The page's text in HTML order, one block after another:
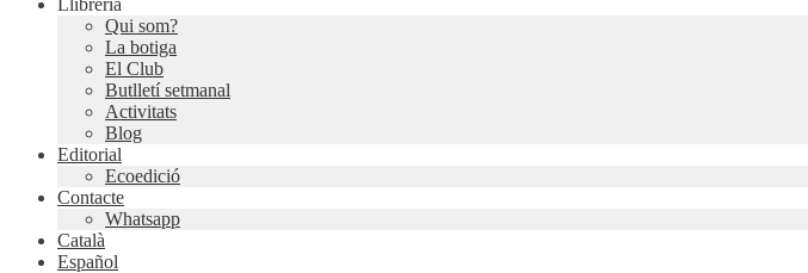
Llibreria
Qui som?
La botiga
El Club
Butlletí setmanal
Activitats
Blog
Editorial
Ecoedició
Contacte
Whatsapp
Català
Español